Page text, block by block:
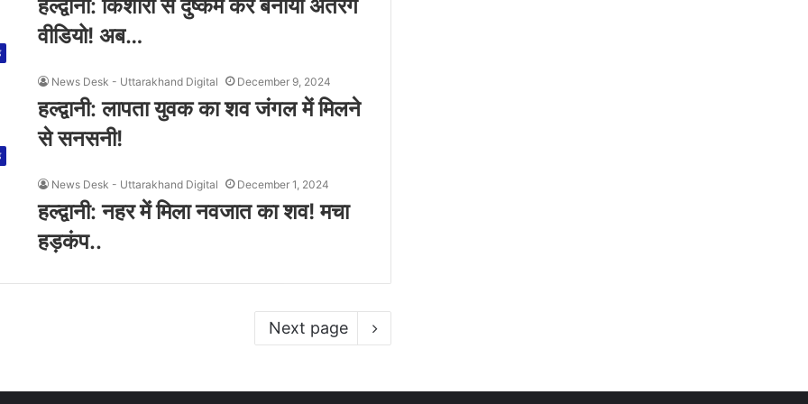
हल्द्वानी: किशोरी से दुष्कर्म कर बनाया अंतरंग
वीडियो! अब…
News Desk - Uttarakhand Digital December 9, 2024
हल्द्वानी: लापता युवक का शव जंगल में मिलने
से सनसनी!
News Desk - Uttarakhand Digital December 1, 2024
हल्द्वानी: नहर में मिला नवजात का शव! मचा
हड़कंप..
Next page